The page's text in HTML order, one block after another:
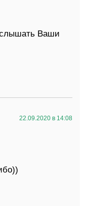
Ваши
22.09.2020 в 14:08